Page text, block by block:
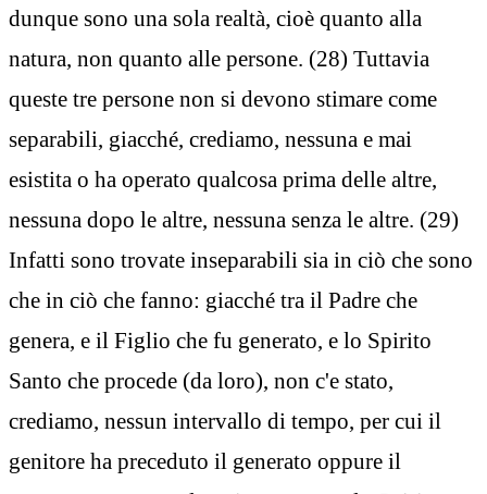
dunque sono una sola realtà, cioè quanto alla
natura, non quanto alle persone. (28) Tuttavia
queste tre persone non si devono stimare come
separabili, giacché, crediamo, nessuna e mai
esistita o ha operato qualcosa prima delle altre,
nessuna dopo le altre, nessuna senza le altre. (29)
Infatti sono trovate inseparabili sia in ciò che sono
che in ciò che fanno: giacché tra il Padre che
genera, e il Figlio che fu generato, e lo Spirito
Santo che procede (da loro), non c'e stato,
crediamo, nessun intervallo di tempo, per cui il
genitore ha preceduto il generato oppure il